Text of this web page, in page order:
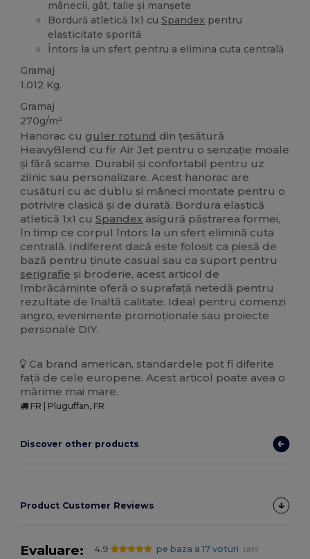
mânecii, gât, talie și manșete
Bordură atletică 1x1 cuSpandex pentru
elasticitate sporită
Întors la un sfert pentru a elimina cuta centrală
Gramaj
1.012 Kg.
Gramaj
270g/m²
Hanorac cu guler rotund din țesătură
HeavyBlend cu fir Air Jet pentru o senzație moale
și fără scame. Durabil și confortabil pentru uz
zilnic sau personalizare. Acest hanorac are
cusături cu ac dublu și mâneci montate pentru o
potrivire clasică și de durată. Bordura elastică
atletică 1x1 cuSpandex asigură păstrarea formei,
în timp ce corpul întors la un sfert elimină cuta
centrală. Indiferent dacă este folosit ca piesă de
bază pentru ținute casual sau ca suport pentru
serigrafie și broderie, acest articol de
îmbrăcăminte oferă o suprafață netedă pentru
rezultate de înaltă calitate. Ideal pentru comenzi
angro, evenimente promoționale sau proiecte
personale DIY.
Ca brand american, standardele pot fi diferite
față de cele europene. Acest articol poate avea o
mărime mai mare.
FR | Pluguffan, FR
Discover other products
Product Customer Reviews
Evaluare: 4.9 pe baza a 17 voturi 1895